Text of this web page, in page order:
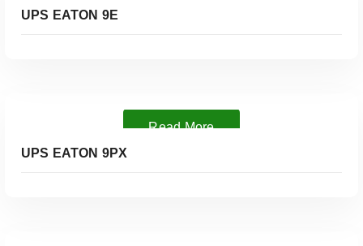
UPS EATON 9E
Read More
UPS EATON 9PX